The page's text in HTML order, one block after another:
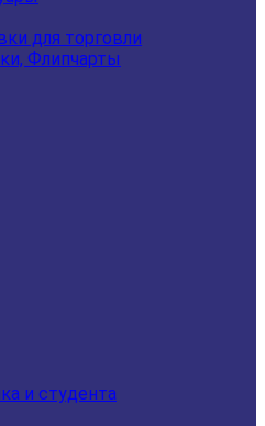
для торговли
Флипчарты
и студента